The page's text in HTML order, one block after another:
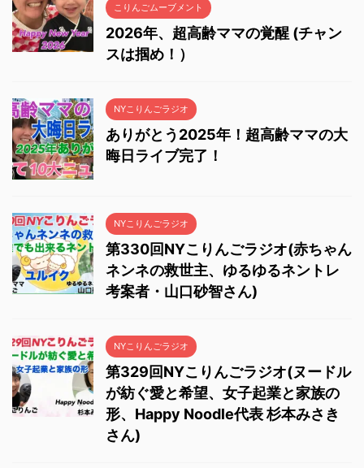
こりんごムーブメント
2026年、超高齢ママの覚醒 (チャン
スは掴め！）
NYこりんごラジオ
ありがとう2025年！超高齢ママの大
晦日ライブ完了！
NYこりんごラジオ
第330回NYこりんごラジオ(赤ちゃん
ネンネの救世主、ゆるゆるネントレ
考案者・山口砂智さん)
NYこりんごラジオ
第329回NYこりんごラジオ(ヌードル
が紡ぐ愛と希望、女子起業と家族の
形、Happy Noodle代表 杉本みさき
さん)